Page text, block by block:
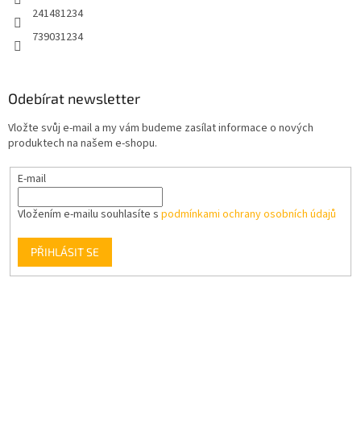
241481234
739031234
Odebírat newsletter
Vložte svůj e-mail a my vám budeme zasílat informace o nových
produktech na našem e-shopu.
E-mail
Vložením e-mailu souhlasíte s podmínkami ochrany osobních údajů
PŘIHLÁSIT SE